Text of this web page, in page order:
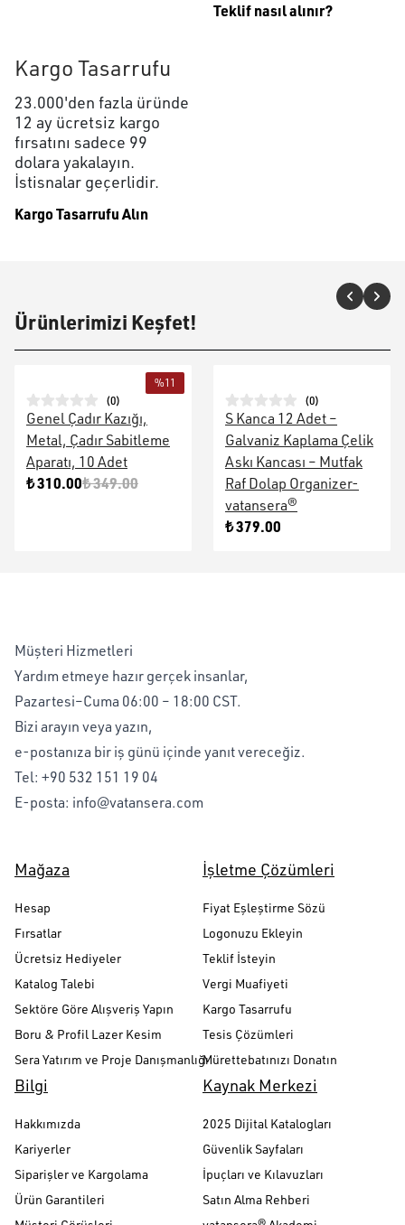
Teklif nasıl alınır?
Kargo Tasarrufu
23.000'den fazla üründe
12 ay ücretsiz kargo
fırsatını sadece 99
dolara yakalayın.
İstisnalar geçerlidir.
Kargo Tasarrufu Alın
Ürünlerimizi Keşfet!
%11
(0)
Genel Çadır Kazığı,
Metal, Çadır Sabitleme
Aparatı, 10 Adet
₺ 310.00₺ 349.00
(0)
S Kanca 12 Adet –
Galvaniz Kaplama Çelik
Askı Kancası – Mutfak
Raf Dolap Organizer-
vatansera®
₺ 379.00
Müşteri Hizmetleri
Yardım etmeye hazır gerçek insanlar,
Pazartesi–Cuma 06:00 – 18:00 CST.
Bizi arayın veya yazın,
e-postanıza bir iş günü içinde yanıt vereceğiz.
Tel: +90 532 151 19 04
E-posta: info@vatansera.com
Mağaza
Hesap
Fırsatlar
Ücretsiz Hediyeler
Katalog Talebi
Sektöre Göre Alışveriş Yapın
Boru & Profil Lazer Kesim
Sera Yatırım ve Proje Danışmanlığı
İşletme Çözümleri
Fiyat Eşleştirme Sözü
Logonuzu Ekleyin
Teklif İsteyin
Vergi Muafiyeti
Kargo Tasarrufu
Tesis Çözümleri
Mürettebatınızı Donatın
Bilgi
Hakkımızda
Kariyerler
Siparişler ve Kargolama
Ürün Garantileri
Kaynak Merkezi
2025 Dijital Katalogları
Güvenlik Sayfaları
İpuçları ve Kılavuzları
Satın Alma Rehberi